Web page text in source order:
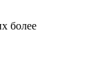
более